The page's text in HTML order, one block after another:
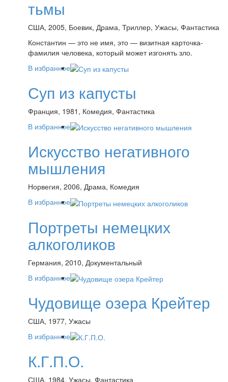
тьмы
США, 2005, Боевик, Драма, Триллер, Ужасы, Фантастика
Константин — это не имя, это — визитная карточка-
фамилия человека, который может изгонять зло.
В избранное
Суп из капусты
Франция, 1981, Комедия, Фантастика
В избранное
Искусство негативного
мышления
Норвегия, 2006, Драма, Комедия
В избранное
Портреты немецких
алкоголиков
Германия, 2010, Документальный
В избранное
Чудовище озера Крейтер
США, 1977, Ужасы
В избранное
К.Г.П.О.
США, 1984, Ужасы, Фантастика